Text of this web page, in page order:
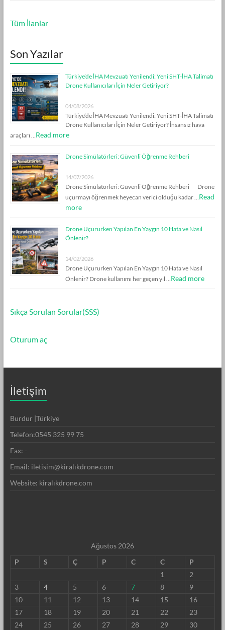
Tüm İlanlar
Son Yazılar
Türkiye’de İHA Mevzuatı Yenilendi: Yeni SHT-İHA Talimatı
Drone Kullanıcıları İçin Neler Getiriyor?
04/08/2026
Türkiye’de İHA Mevzuatı Yenilendi: Yeni SHT-İHA Talimatı
Drone Kullanıcıları İçin Neler Getiriyor? İnsansız hava
araçları … Read more
Drone Simülatörleri: Güvenli Öğrenme Rehberi
14/07/2026
Drone Simülatörleri: Güvenli Öğrenme Rehberi Drone
uçurmayı öğrenmek heyecan verici olduğu kadar … Read
more
Drone Uçururken Yapılan En Yaygın 10 Hata ve Nasıl
Önlenir?
14/02/2026
Drone Uçururken Yapılan En Yaygın 10 Hata ve Nasıl
Önlenir? Drone kullanımı her geçen yıl … Read more
Sıkça Sorulan Sorular(SSS)
Oturum aç
İletişim
Burdur |Türkiye
Telefon:0545 325 99 75
Fax: -
Email: iletisim@kiralıkdrone.com
Website: kiralıkdrone.com
Ağustos 2026
P
S Ç P C C
P
1
2
3
4 5 6 7 8
9
10
11 12 13 14 15
16
17
18 19 20 21 22
23
24
25 26 27 28 29 30